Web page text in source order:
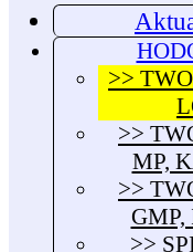
>>
>>
MP,
>>
>>